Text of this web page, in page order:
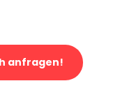
anfragen!